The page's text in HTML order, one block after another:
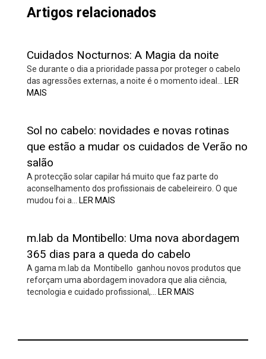
Artigos relacionados
Cuidados Nocturnos: A Magia da noite
Se durante o dia a prioridade passa por proteger o cabelo
das agressões externas, a noite é o momento ideal… LER
MAIS
Sol no cabelo: novidades e novas rotinas
que estão a mudar os cuidados de Verão no
salão
A protecção solar capilar há muito que faz parte do
aconselhamento dos profissionais de cabeleireiro. O que
mudou foi a… LER MAIS
m.lab da Montibello: Uma nova abordagem
365 dias para a queda do cabelo
A gama m.lab da Montibello ganhou novos produtos que
reforçam uma abordagem inovadora que alia ciência,
tecnologia e cuidado profissional,… LER MAIS